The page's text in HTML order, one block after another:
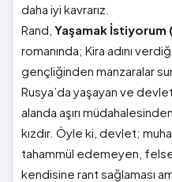
daha iyi kavrarız.
Rand, Yaşamak İstiyorum
romanında; Kira adını
gençliğinden manzaralar
Rusya’da yaşayan ve
alanda aşırı
kızdır. Öyle ki, devlet;
tahammül edemeyen,
kendisine rant sağlaması